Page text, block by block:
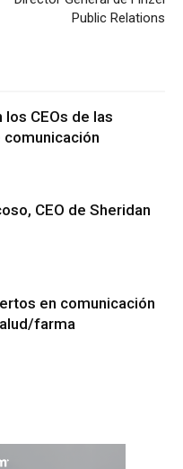
Public Relations
los CEOs de las
comunicación
CEO de Sheridan
en comunicación
farma